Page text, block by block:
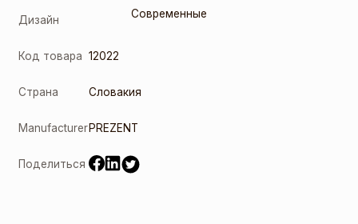
Дизайн Современные
Код товара 12022
Страна Словакия
ManufacturerPREZENT
Поделиться